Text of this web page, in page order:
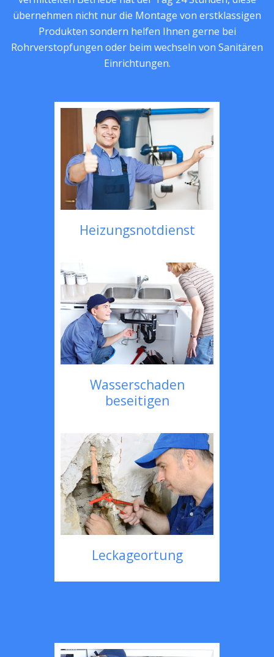
übernehmen nicht nur die Montage von erstklassigen
Produkten sondern helfen Ihnen gerne bei
Rohrverstopfungen oder beim wechseln von Sanitären
Einrichtungen.
Heizungsnotdienst
Wasserschaden
beseitigen
Leckageortung